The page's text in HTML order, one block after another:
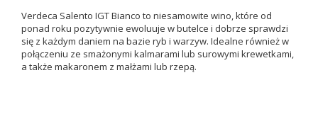
Verdeca Salento IGT Bianco to niesamowite wino, które od
ponad roku pozytywnie ewoluuje w butelce i dobrze sprawdzi
się z każdym daniem na bazie ryb i warzyw. Idealne również w
połączeniu ze smażonymi kalmarami lub surowymi krewetkami,
a także makaronem z małżami lub rzepą.